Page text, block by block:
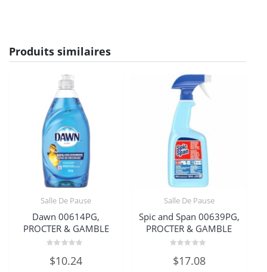
Produits similaires
Salle De Pause
Dawn 00614PG,
PROCTER & GAMBLE
0
sur
$10.24
Salle De Pause
Spic and Span 00639PG,
PROCTER & GAMBLE
0
sur
$17.08